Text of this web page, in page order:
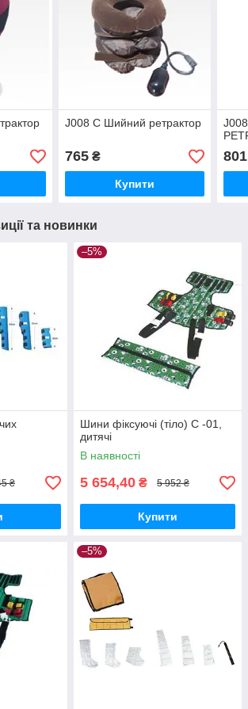
J008 C Шийний ретрактор
765₴
Купити
801
та новинки
₴
–5%
Шини фіксуючі (тіло) С -01,
дитячі
В наявності
5 654,40 ₴ 5 952 ₴
Купити
–5%